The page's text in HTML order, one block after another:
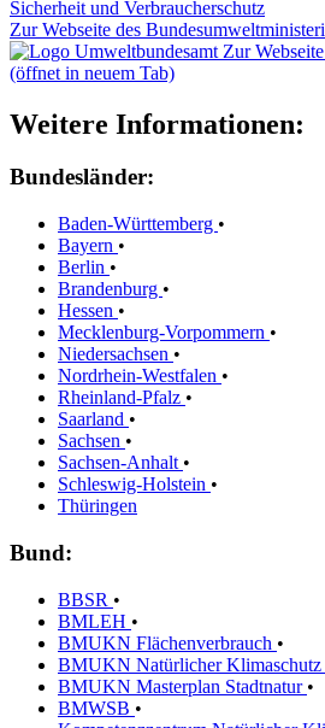
Zur Webseite des
Zur
(öffnet in neuem Tab)
Weitere Informationen:
Bundesländer:
Baden-Württemberg •
Bayern •
Berlin •
Brandenburg •
Hessen •
Mecklenburg-Vorpommern •
Niedersachsen •
Nordrhein-Westfalen •
Rheinland-Pfalz •
Saarland •
Sachsen •
Sachsen-Anhalt •
Schleswig-Holstein •
Thüringen
Bund:
BBSR •
BMLEH •
BMUKN Flächenverbrauch •
BMUKN Natürlicher Klimaschutz
BMUKN Masterplan Stadtnatur •
BMWSB •